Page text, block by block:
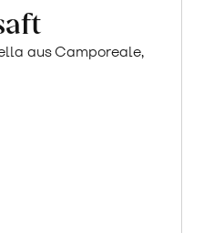
aus Camporeale,